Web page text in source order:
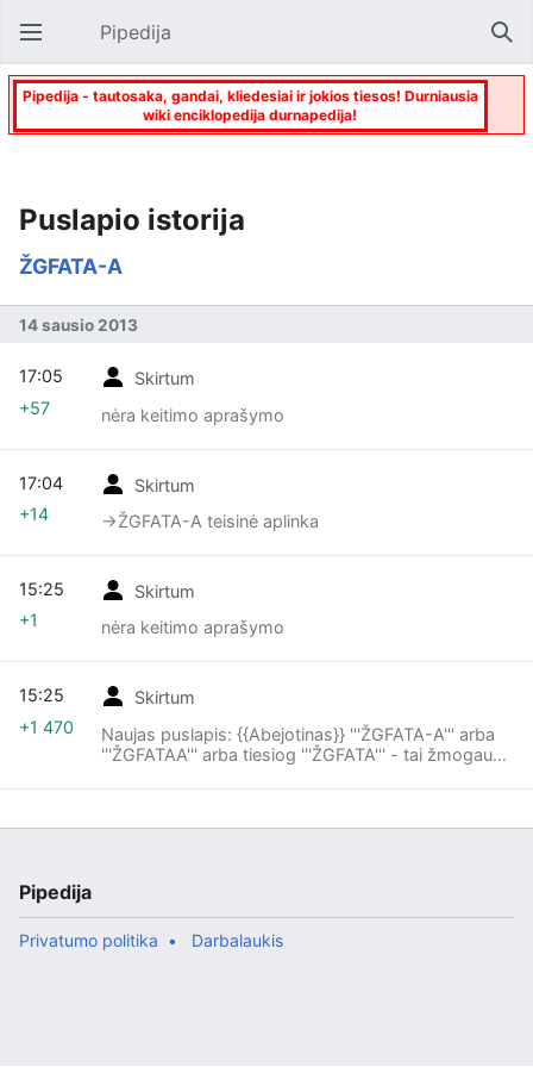
Atverti pagrindinį meniu Pipedija
Pipedija - tautosaka, gandai, kliedesiai ir jokios tiesos! Durniausia
wiki enciklopedija durnapedija!
Puslapio istorija
ŽGFATA-A
14 sausio 2013
Skirtum
nėra keitimo aprašymo
17:05
+57
Skirtum
→‎ŽGFATA-A teisinė aplinka
17:04
+14
Skirtum
nėra keitimo aprašymo
15:25
+1
Skirtum
Naujas puslapis: {{Abejotinas}} '''ŽGFATA-A''' arba
'''ŽGFATAA''' arba tiesiog '''ŽGFATA''' - tai žmogaus
15:25
+1 470
Pipedija
Privatumo politika Darbalaukis